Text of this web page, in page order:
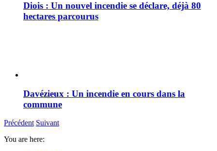
Diois : Un nouvel incendie se déclare, déjà 80
hectares parcourus
Davézieux : Un incendie en cours dans la
commune
Précédent Suivant
You are here: